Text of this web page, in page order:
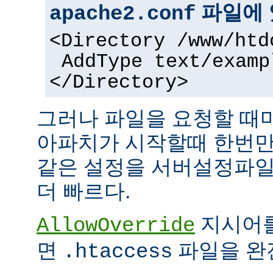
apache2.conf 파일에
<Directory /www/
AddType text/
</Directory>
그러나 파일을 요청할 때
아파치가 시작할때 한번
같은 설정을 서버설정파
더 빠르다.
AllowOverride 지시어
면 .htaccess 파일을